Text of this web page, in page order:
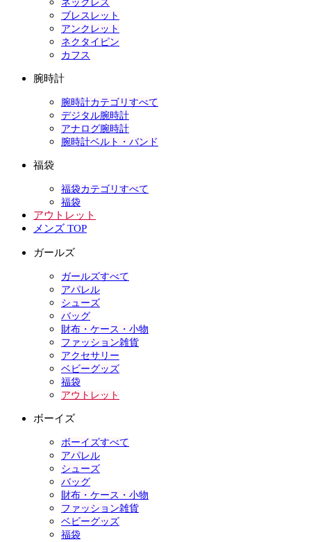
ネックレス
ブレスレット
アンクレット
ネクタイピン
カフス
腕時計
腕時計カテゴリすべて
デジタル腕時計
アナログ腕時計
腕時計ベルト・バンド
福袋
福袋カテゴリすべて
福袋
アウトレット
メンズ TOP
ガールズ
ガールズすべて
アパレル
シューズ
バッグ
財布・ケース・小物
ファッション雑貨
アクセサリー
ベビーグッズ
福袋
アウトレット
ボーイズ
ボーイズすべて
アパレル
シューズ
バッグ
財布・ケース・小物
ファッション雑貨
ベビーグッズ
福袋